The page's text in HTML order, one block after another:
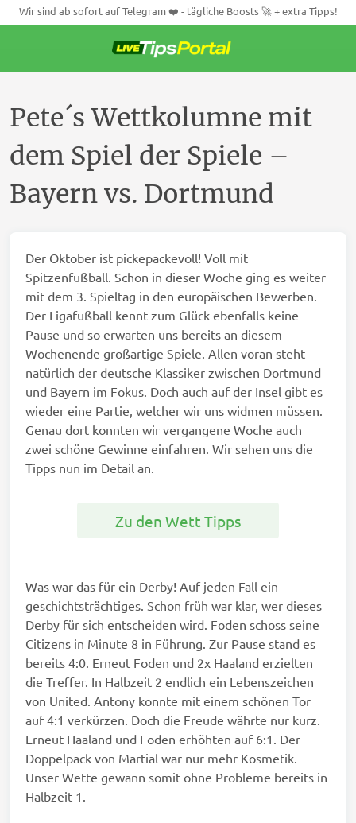
Wir sind ab sofort auf Telegram ❤️ - tägliche Boosts 🚀 + extra Tipps!
Inhalt
Pete´s Wettkolumne mit
dem Spiel der Spiele –
Bayern vs. Dortmund
Der Oktober ist pickepackevoll! Voll mit
Spitzenfußball. Schon in dieser Woche ging es weiter
mit dem 3. Spieltag in den europäischen Bewerben.
Der Ligafußball kennt zum Glück ebenfalls keine
Pause und so erwarten uns bereits an diesem
Wochenende großartige Spiele. Allen voran steht
natürlich der deutsche Klassiker zwischen Dortmund
und Bayern im Fokus. Doch auch auf der Insel gibt es
wieder eine Partie, welcher wir uns widmen müssen.
Genau dort konnten wir vergangene Woche auch
zwei schöne Gewinne einfahren. Wir sehen uns die
Tipps nun im Detail an.
Zu den Wett Tipps
Was war das für ein Derby! Auf jeden Fall ein
geschichtsträchtiges. Schon früh war klar, wer dieses
Derby für sich entscheiden wird. Foden schoss seine
Citizens in Minute 8 in Führung. Zur Pause stand es
bereits 4:0. Erneut Foden und 2x Haaland erzielten
die Treffer. In Halbzeit 2 endlich ein Lebenszeichen
von United. Antony konnte mit einem schönen Tor
auf 4:1 verkürzen. Doch die Freude währte nur kurz.
Erneut Haaland und Foden erhöhten auf 6:1. Der
Doppelpack von Martial war nur mehr Kosmetik.
Unser Wette gewann somit ohne Probleme bereits in
Halbzeit 1.